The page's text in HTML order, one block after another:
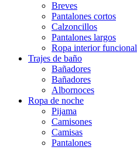
Breves
Pantalones cortos
Calzoncillos
Pantalones largos
Ropa interior funcional
Trajes de baño
Bañadores
Bañadores
Albornoces
Ropa de noche
Pijama
Camisones
Camisas
Pantalones